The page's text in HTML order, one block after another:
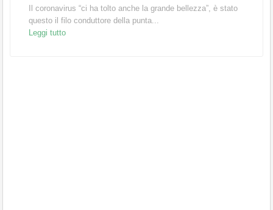
Il coronavirus “ci ha tolto anche la grande bellezza”, è stato
questo il filo conduttore della punta...
Leggi tutto